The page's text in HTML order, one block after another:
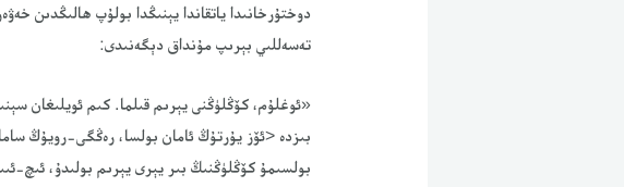
دوختۇرخانىدا ياتقاندا يېنىڭدا بولۇپ ھالىڭدىن
تەسەللىي بېرىپ مۇنداق دېگەنىدى:
«ئوغلۇم، كۆڭلۈڭنى يېرىم قىلما. كىم ئويلىغان
بىزدە <ئۆز يۇرتۇڭ ئامان بولسا، رەڭگى-رويۇڭ
بولسىمۇ كۆڭلۈڭنىڭ بىر يېرى يېرىم بولىدۇ، ئىچ-